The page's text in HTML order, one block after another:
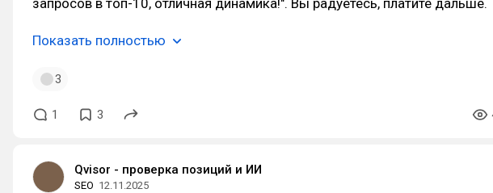
запросов в топ-10, отличная динамика!". Вы радуетесь, платите дальше.
Показать полностью
3
1 3
Qvisor - проверка позиций и ИИ
SEO 12.11.2025